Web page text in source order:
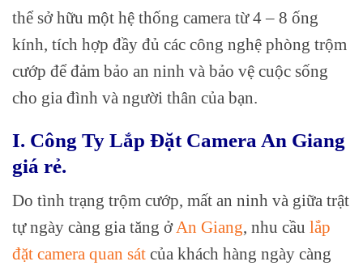
thể sở hữu một hệ thống camera từ 4 – 8 ống
kính, tích hợp đầy đủ các công nghệ phòng trộm
cướp để đảm bảo an ninh và bảo vệ cuộc sống
cho gia đình và người thân của bạn.
I. Công Ty Lắp Đặt Camera An Giang
giá rẻ.
Do tình trạng trộm cướp, mất an ninh và giữa trật
tự ngày càng gia tăng ở An Giang, nhu cầu lắp
đặt camera quan sát của khách hàng ngày càng